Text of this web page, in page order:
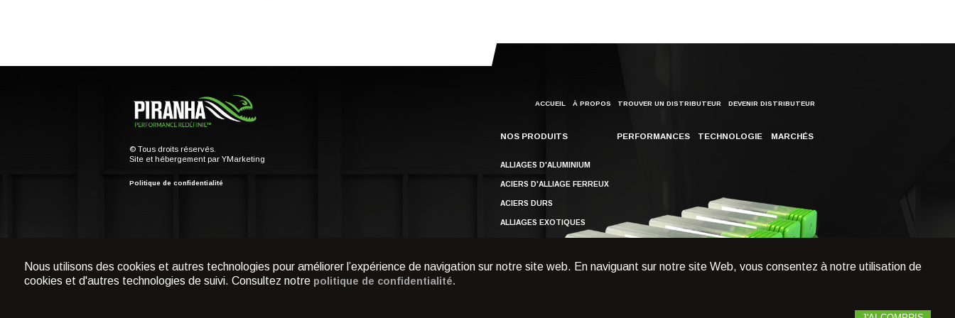
© Tous droits réservés.
Site et hébergement par YMarketing
Politique de confidentialité
NOS PRODUITS
ALLIAGES D'ALUMINIUM
ACIERS D'ALLIAGE FERREUX
ACIERS DURS
ALLIAGES EXOTIQUES
PERFORMANCES TECHNOLOGIE MARCHÉS
ACCUEIL À PROPOS TROUVER UN DISTRIBUTEUR DEVENIR DISTRIBUTEUR
Nous utilisons des cookies et autres technologies pour améliorer l’expérience de navigation sur notre site web. En naviguant sur notre site Web, vous consentez à notre utilisation de
cookies et d'autres technologies de suivi. Consultez notre politique de confidentialité.